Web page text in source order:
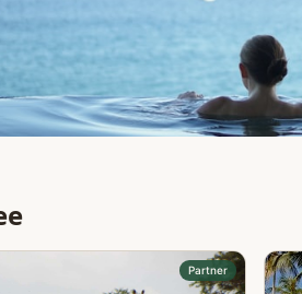
Partner